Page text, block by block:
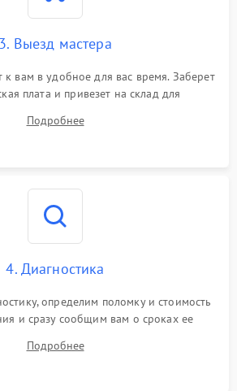
3. Выезд мастера
вам в удобное для вас время. Заберет
плата и привезет на склад для
Подробнее
4. Диагностика
определим поломку и стоимость
и сразу сообщим вам о сроках ее
Подробнее